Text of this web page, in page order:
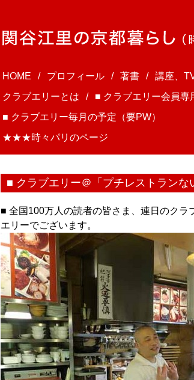
HOME プロフィール 著書
講座、
クラブエリーとは
■ クラブエリー会員専
■ クラブエリー毎月の予定（要PW）
★★★時々パリのページ
■ クラブエリー＠「プチレストランな
■ 全国100万人の読者の皆さま、連日のク
エリーでございます。